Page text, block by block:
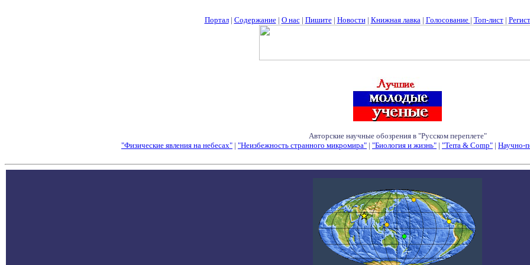
Портал| Содержание| О нас| Пишите| Новости| Книжная лавка| Голосование | Топ-лист|
Авторские научные обозрения в "Русском переплете"
"Физические явления на небесах" | "Неизбежность странного микромира" | "Биология и жизнь" | "Terra & Comp" | Научно-